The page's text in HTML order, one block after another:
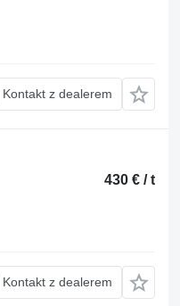
Kontakt z dealerem
430 € / t
Kontakt z dealerem